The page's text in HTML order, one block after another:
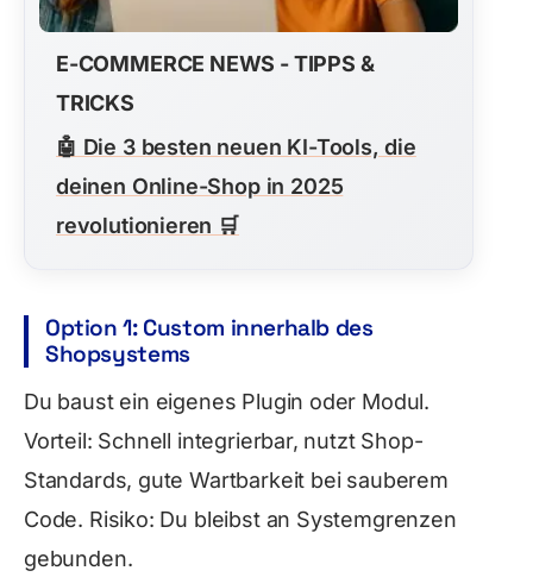
E-COMMERCE NEWS - TIPPS &
TRICKS
🤖 Die 3 besten neuen KI-Tools, die
deinen Online-Shop in 2025
revolutionieren 🛒
Option 1: Custom innerhalb des
Shopsystems
Du baust ein eigenes Plugin oder Modul.
Vorteil: Schnell integrierbar, nutzt Shop-
Standards, gute Wartbarkeit bei sauberem
Code. Risiko: Du bleibst an Systemgrenzen
gebunden.